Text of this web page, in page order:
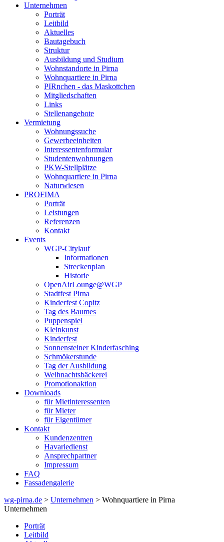
Unternehmen
Porträt
Leitbild
Aktuelles
Bautagebuch
Struktur
Ausbildung und Studium
Wohnstandorte in Pirna
Wohnquartiere in Pirna
PIRnchen - das Maskottchen
Mitgliedschaften
Links
Stellenangebote
Vermietung
Wohnungssuche
Gewerbeeinheiten
Interessentenformular
Studentenwohnungen
PKW-Stellplätze
Wohnquartiere in Pirna
Naturwiesen
PROFIMA
Porträt
Leistungen
Referenzen
Kontakt
Events
WGP-Citylauf
Informationen
Streckenplan
Historie
OpenAirLounge@WGP
Stadtfest Pirna
Kinderfest Copitz
Tag des Baumes
Puppenspiel
Kleinkunst
Kinderfest
Sonnensteiner Kinderfasching
Schmökerstunde
Tag der Ausbildung
Weihnachtsbäckerei
Promotionaktion
Downloads
für Mietinteressenten
für Mieter
für Eigentümer
Kontakt
Kundenzentren
Havariedienst
Ansprechpartner
Impressum
FAQ
Fassadengalerie
wg-pirna.de > Unternehmen > Wohnquartiere in Pirna
Unternehmen
Porträt
Leitbild